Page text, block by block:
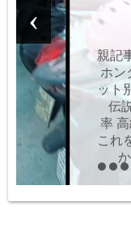
親記
ホン
ゲ
す。
いな
題
く、
せ
‹